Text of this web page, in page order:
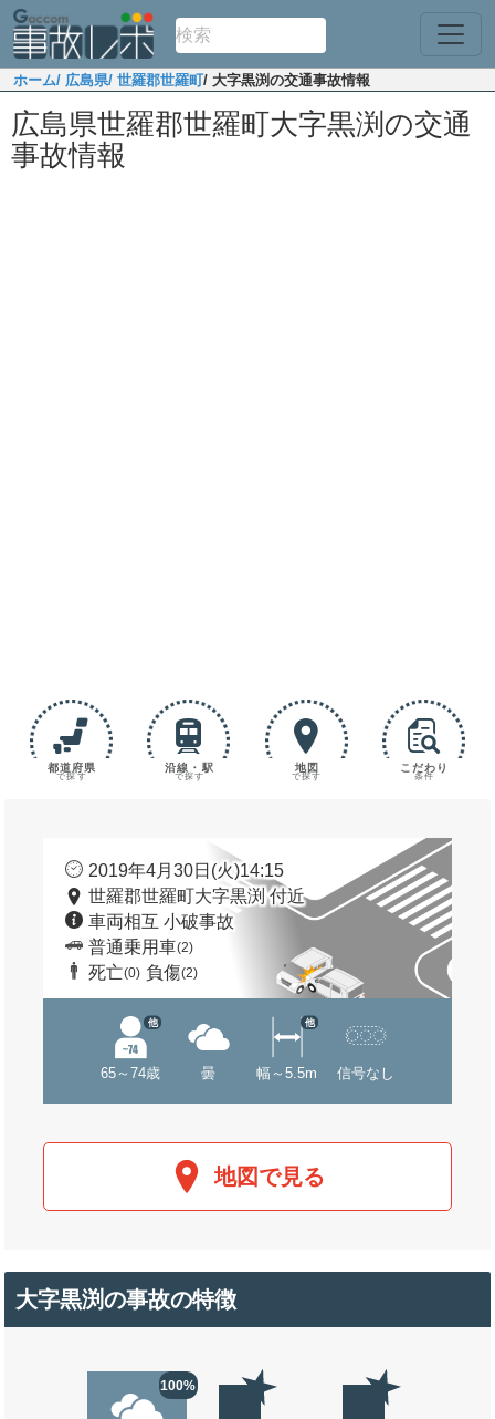
ホーム/ 広島県/ 世羅郡世羅町/ 大字黒渕の交通事故情報
広島県世羅郡世羅町大字黒渕の交通
事故情報
都道府県
で探す
沿線・駅
で探す
地図
で探す
こだわり
条件
2019年4月30日(火)14:15
世羅郡世羅町大字黒渕 付近
車両相互 小破事故
普通乗用車(2)
死亡(0) 負傷(2)
65～74歳
他
曇 幅～5.5m
他
信号なし
地図で見る
大字黒渕の事故の特徴
100%